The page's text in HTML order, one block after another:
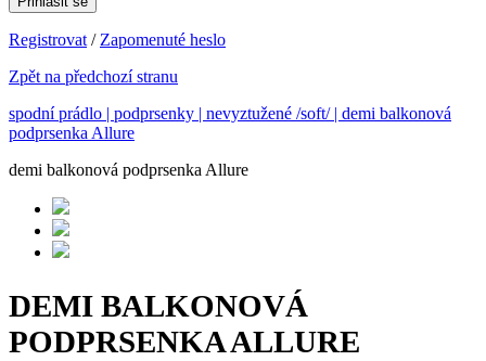
Registrovat / Zapomenuté heslo
Zpět na předchozí stranu
spodní prádlo | podprsenky | nevyztužené /soft/ | demi balkonová
podprsenka Allure
demi balkonová podprsenka Allure
DEMI BALKONOVÁ
PODPRSENKA ALLURE